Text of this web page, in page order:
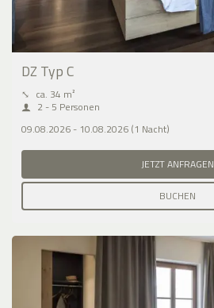
DZ Typ C
⤡ ca. 34 m²
2 - 5 Personen
09.08.2026 - 10.08.2026 (1 Nacht)
JETZT ANFRAGEN
BUCHEN